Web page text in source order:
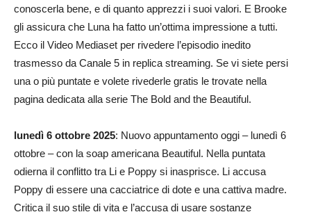
conoscerla bene, e di quanto apprezzi i suoi valori. E Brooke
gli assicura che Luna ha fatto un’ottima impressione a tutti.
Ecco il Video Mediaset per rivedere l’episodio inedito
trasmesso da Canale 5 in replica streaming. Se vi siete persi
una o più puntate e volete rivederle gratis le trovate nella
pagina dedicata alla serie The Bold and the Beautiful.
lunedì 6 ottobre 2025: Nuovo appuntamento oggi – lunedì 6
ottobre – con la soap americana Beautiful. Nella puntata
odierna il conflitto tra Li e Poppy si inasprisce. Li accusa
Poppy di essere una cacciatrice di dote e una cattiva madre.
Critica il suo stile di vita e l’accusa di usare sostanze